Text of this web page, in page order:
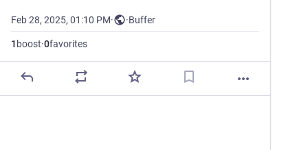
Feb 28, 2025, 01:10 PM· ·Buffer
1 boost·0favorites